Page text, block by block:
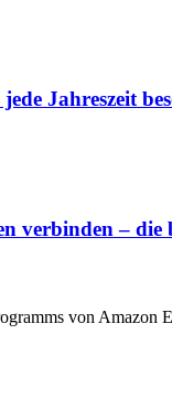
Jahreszeit
verbinden –
von